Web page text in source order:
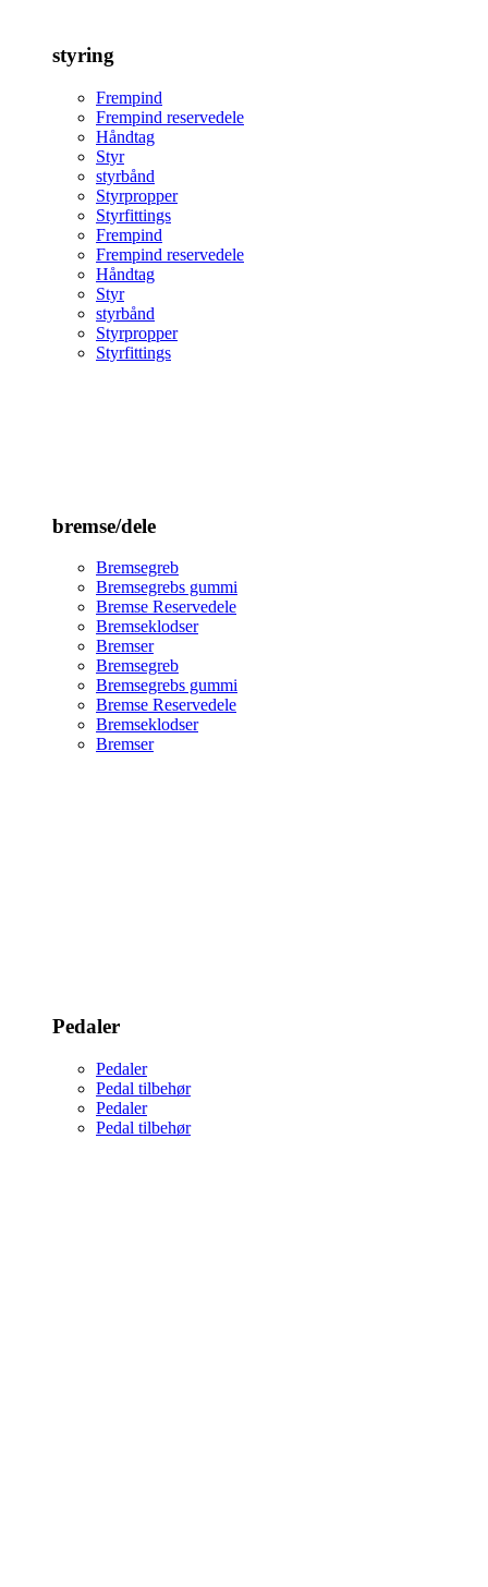
styring
Frempind
Frempind reservedele
Håndtag
Styr
styrbånd
Styrpropper
Styrfittings
Frempind
Frempind reservedele
Håndtag
Styr
styrbånd
Styrpropper
Styrfittings
bremse/dele
Bremsegreb
Bremsegrebs gummi
Bremse Reservedele
Bremseklodser
Bremser
Bremsegreb
Bremsegrebs gummi
Bremse Reservedele
Bremseklodser
Bremser
Pedaler
Pedaler
Pedal tilbehør
Pedaler
Pedal tilbehør